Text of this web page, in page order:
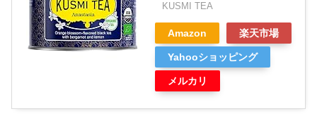
KUSMI TEA
Amazon 楽天市場
Yahooショッピング
メルカリ